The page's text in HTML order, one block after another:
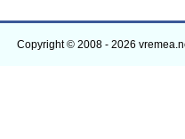
Copyright © 2008 - 2026